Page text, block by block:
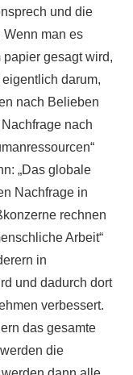
und die
man es
gesagt wird,
darum,
nach Belieben
nach
„Das globale
Nachfrage in
rechnen
Arbeit“
in
und dadurch dort
verbessert.
das gesamte
die